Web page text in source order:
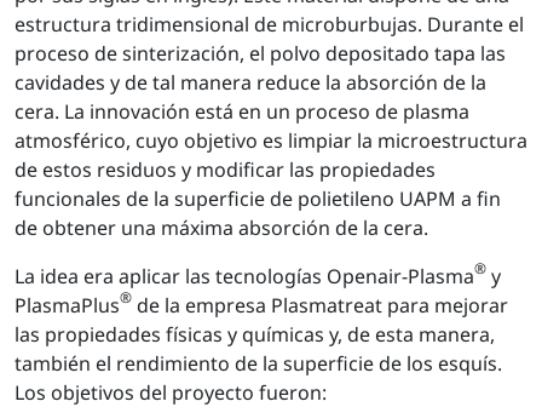
estructura tridimensional de microburbujas. Durante el
proceso de sinterización, el polvo depositado tapa las
cavidades y de tal manera reduce la absorción de la
cera. La innovación está en un proceso de plasma
atmosférico, cuyo objetivo es limpiar la microestructura
de estos residuos y modificar las propiedades
funcionales de la superficie de polietileno UAPM a fin
de obtener una máxima absorción de la cera.
La idea era aplicar las tecnologías Openair-Plasma® y
PlasmaPlus® de la empresa Plasmatreat para mejorar
las propiedades físicas y químicas y, de esta manera,
también el rendimiento de la superficie de los esquís.
Los objetivos del proyecto fueron: